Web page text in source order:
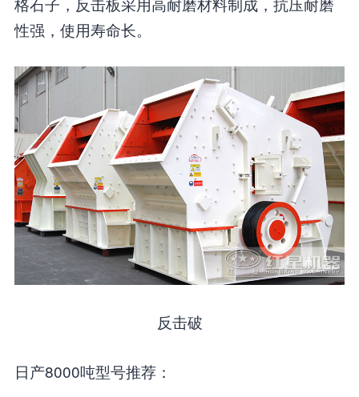
性强，使用寿命长。
反击破
日产8000吨型号推荐：